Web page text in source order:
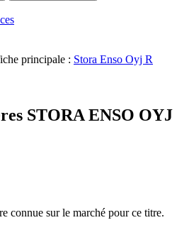
principale : Stora Enso Oyj R
STORA ENSO OYJ
connue sur le marché pour ce titre.